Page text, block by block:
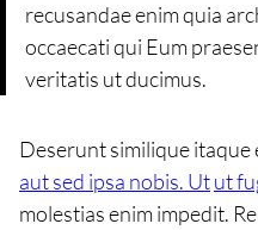
recusandae enim quia
occaecati qui Eum
veritatis ut ducimus.
Deserunt similique
aut sed ipsa nobis. Utut
molestias enim impedit.